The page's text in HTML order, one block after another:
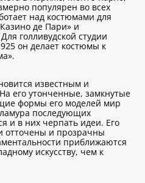
популярен во всех
над костюмами для
де Пари» и
голливудской студии
он делает костюмы к
известным и
его утонченные, замкнутые
формы его моделей мир
последующих
и в них черпать идеи. Его
отточены и прозрачны
приближаются
искусству, чем к